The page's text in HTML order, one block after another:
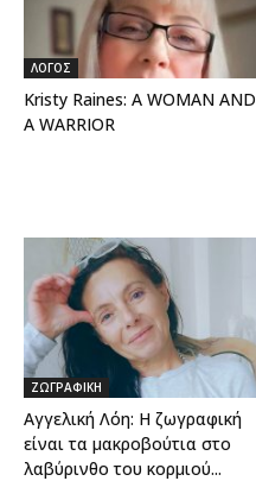
ΛΟΓΟΣ
Kristy Raines: A WOMAN AND
A WARRIOR
ΖΩΓΡΑΦΙΚΗ
Αγγελική Λόη: Η ζωγραφική
είναι τα μακροβούτια στο
λαβύρινθο του κορμιού...